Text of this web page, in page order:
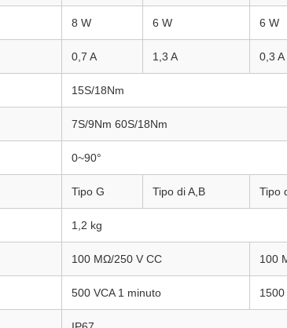
8 W 6 W 6 W
0,7 A 1,3 A 0,3 A
15S/18Nm
7S/9Nm 60S/18Nm
0~90°
Tipo G Tipo di A,B Tipo
1,2 kg
100 MΩ/250 V CC 100
500 VCA 1 minuto